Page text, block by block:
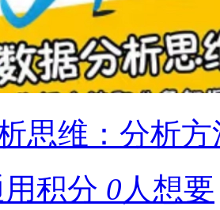
思维：分析
积分 0人想要